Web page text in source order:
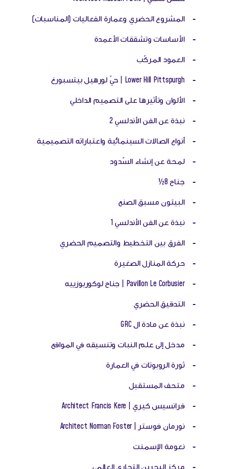
-
المشروع الحضري وعمارة الفعاليات (المناسبات)
-
الأساسات وتشققات الأعمدة
-
العمود المركّب
-
Lower Hill Pittspurgh | حيّ لورهيل بيتسبورغ
-
الألوان وتأثيرها على التصميم الداخلي
-
نبذة عن الفن الأندلسي 2
-
أنواع الصالات السينمائية واعتباراته التصميمية
-
لمحة عن إنشاء السّدود
-
جناح 8½
-
البيتون مسبق الصنع
-
نبذة عن الفن الأندلسي 1
-
الفرق بين التخطيط والتصميم الحضري
-
حركة المنازل الصغيرة
-
Pavillon Le Corbusier | جناح لوكوربوزييه
-
التدقيق الحضري
-
نبذة عن مادة ال GRC
-
مدخل إلى علم النبات وتنسيقه في المواقع
-
ثورة الروبوتات في العمارة
-
متحف المستقبل
-
فرانسيس كيري | Architect Francis Kere
-
نورمان فوستر | Architect Norman Foster
-
نعومة الإسمنت